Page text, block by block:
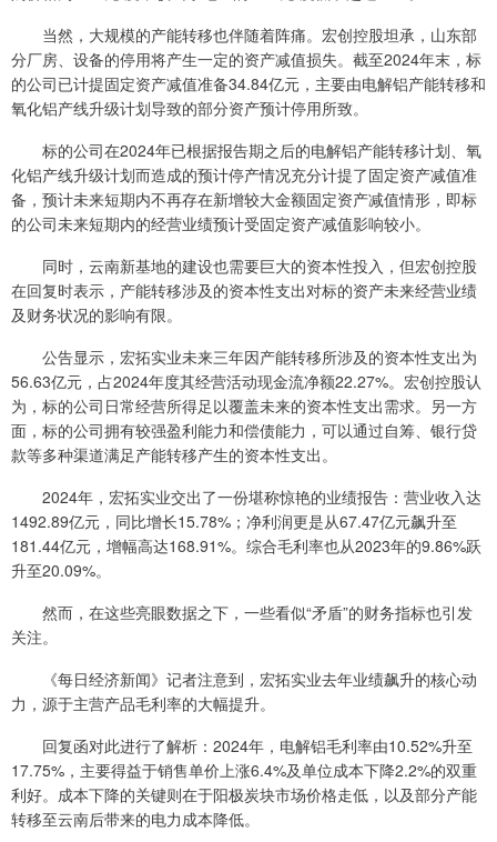
当然，大规模的产能转移也伴随着阵痛。宏创控股坦承，山东部
分厂房、设备的停用将产生一定的资产减值损失。截至2024年末，标
的公司已计提固定资产减值准备34.84亿元，主要由电解铝产能转移和
氧化铝产线升级计划导致的部分资产预计停用所致。
标的公司在2024年已根据报告期之后的电解铝产能转移计划、氧
化铝产线升级计划而造成的预计停产情况充分计提了固定资产减值准
备，预计未来短期内不再存在新增较大金额固定资产减值情形，即标
的公司未来短期内的经营业绩预计受固定资产减值影响较小。
同时，云南新基地的建设也需要巨大的资本性投入，但宏创控股
在回复时表示，产能转移涉及的资本性支出对标的资产未来经营业绩
及财务状况的影响有限。
公告显示，宏拓实业未来三年因产能转移所涉及的资本性支出为
56.63亿元，占2024年度其经营活动现金流净额22.27%。宏创控股认
为，标的公司日常经营所得足以覆盖未来的资本性支出需求。另一方
面，标的公司拥有较强盈利能力和偿债能力，可以通过自筹、银行贷
款等多种渠道满足产能转移产生的资本性支出。
2024年，宏拓实业交出了一份堪称惊艳的业绩报告：营业收入达
1492.89亿元，同比增长15.78%；净利润更是从67.47亿元飙升至
181.44亿元，增幅高达168.91%。综合毛利率也从2023年的9.86%跃
升至20.09%。
然而，在这些亮眼数据之下，一些看似“矛盾”的财务指标也引发
关注。
《每日经济新闻》记者注意到，宏拓实业去年业绩飙升的核心动
力，源于主营产品毛利率的大幅提升。
回复函对此进行了解析：2024年，电解铝毛利率由10.52%升至
17.75%，主要得益于销售单价上涨6.4%及单位成本下降2.2%的双重
利好。成本下降的关键则在于阳极炭块市场价格走低，以及部分产能
转移至云南后带来的电力成本降低。